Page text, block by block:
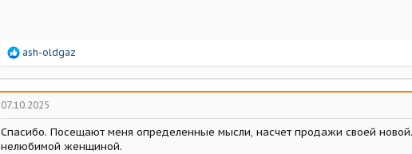
Р
а
к
ц
и
ash-oldgaz
07.10.2025
Спасибо. Посещают меня определенные мысли, насчет продажи своей
нелюбимой женщиной.